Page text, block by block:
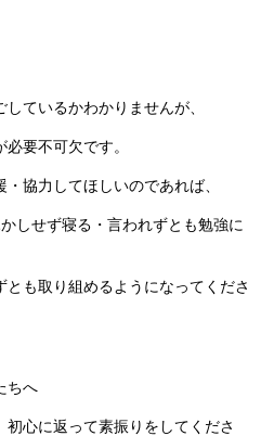
ているかわかりませんが、
要不可欠です。
協力してほしいのであれば、
しせず寝る・言われずとも勉強に
とも取り組めるようになってくださ
ちへ
初心に返って素振りをしてくださ